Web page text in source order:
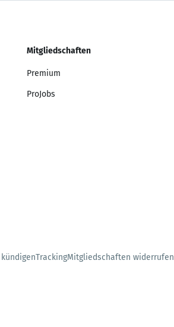
Mitgliedschaften
Premium
ProJobs
TrackingMitgliedschaften widerrufen